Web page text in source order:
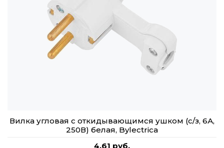
Вилка угловая с откидывающимся ушком (с/з, 6А,
250В) белая, Bylectrica
4,61 руб.